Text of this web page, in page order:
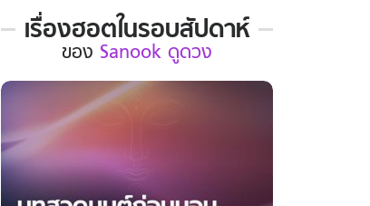
เรื่องฮอตในรอบสัปดาห์
เรื่อง
ใน
รอบ
ของ
Sanook
ดูด
ของ Sanook ดูดวง